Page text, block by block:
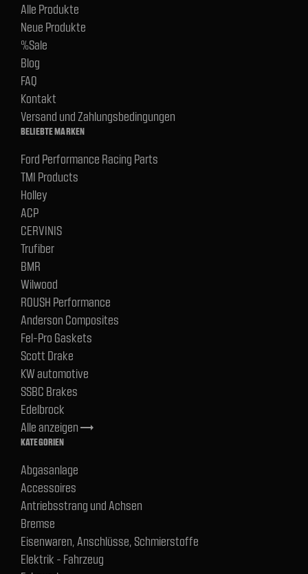
Alle Produkte
Neue Produkte
%Sale
Blog
FAQ
Kontakt
Versand und Zahlungsbedingungen
BELIEBTE MARKEN
Ford Performance Racing Parts
TMI Products
Holley
ACP
CERVINIS
Trufiber
BMR
Wilwood
ROUSH Performance
Anderson Composites
Fel-Pro Gaskets
Scott Drake
KW automotive
SSBC Brakes
Edelbrock
Alle anzeigentrending_flat
KATEGORIEN
Abgasanlage
Accessoires
Antriebsstrang und Achsen
Bremse
Eisenwaren, Anschlüsse, Schmierstoffe
Elektrik - Fahrzeug